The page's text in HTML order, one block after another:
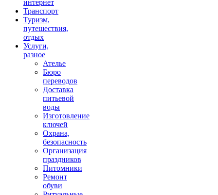
интернет
Транспорт
Туризм,
путешествия,
отдых
Услуги,
разное
Ателье
Бюро
переводов
Доставка
питьевой
воды
Изготовление
ключей
Охрана,
безопасность
Организация
праздников
Питомники
Ремонт
обуви